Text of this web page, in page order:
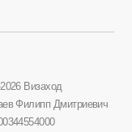
Визаход
Филипп Дмитриевич